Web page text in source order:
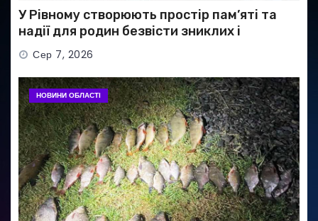
У Рівному створюють простір пам’яті та
надії для родин безвісти зниклих і
полонених військових
Сер 7, 2026
НОВИНИ ОБЛАСТІ